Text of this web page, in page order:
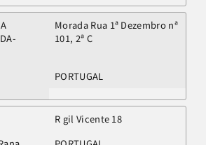
Morada Rua 1ª Dezembro nª
101, 2ª C
PORTUGAL
R gil Vicente 18